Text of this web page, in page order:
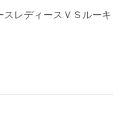
レディースＶＳルーキ